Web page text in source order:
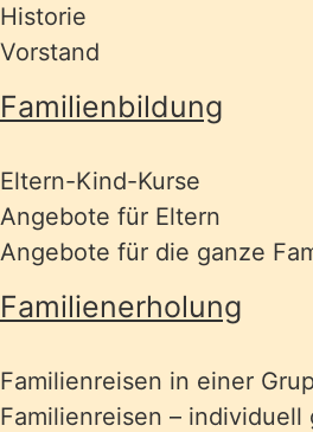
Historie
Vorstand
Familienbildung
Eltern-Kind-Kurse
Angebote für Eltern
Angebote für die ganze
Familienerholung
Familienreisen in einer
Familienreisen – individuell